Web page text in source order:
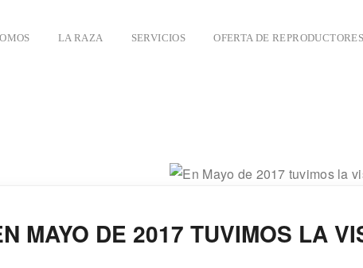
LA RAZA SERVICIOS OFERTA DE
MAYO DE 2017 TUVIMOS LA